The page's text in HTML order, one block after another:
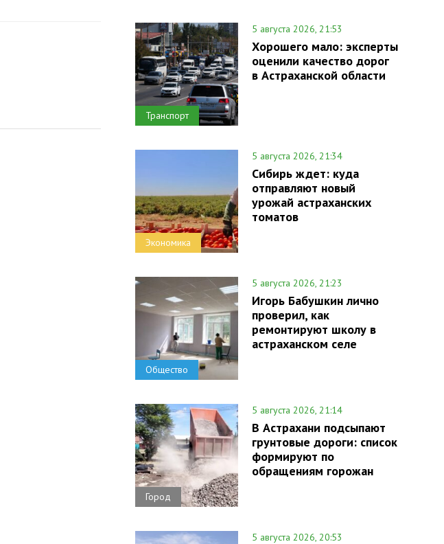
Транспорт
5 августа 2026, 21:53
Хорошего мало: эксперты
оценили качество дорог
в Астраханской области
Экономика
5 августа 2026, 21:34
Сибирь ждет: куда
отправляют новый
урожай астраханских
томатов
Общество
5 августа 2026, 21:23
Игорь Бабушкин лично
проверил, как
ремонтируют школу в
астраханском селе
Город
5 августа 2026, 21:14
В Астрахани подсыпают
грунтовые дороги: список
формируют по
обращениям горожан
5 августа 2026, 20:53